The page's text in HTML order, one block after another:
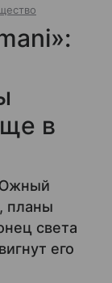
в
планы
света
его